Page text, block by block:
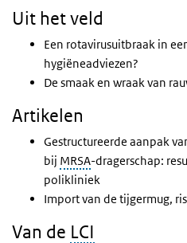
Uit het veld
Een rotavirusuitbraak in
hygiëneadviezen?
De smaak en wraak van
Artikelen
Gestructureerde aanpak
bij MRSA-dragerschap:
polikliniek
Import van de tijgermug,
Van de LCI